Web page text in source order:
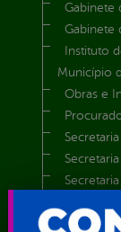
Gabinete
Gabinete
Instituto
Município
Obras e